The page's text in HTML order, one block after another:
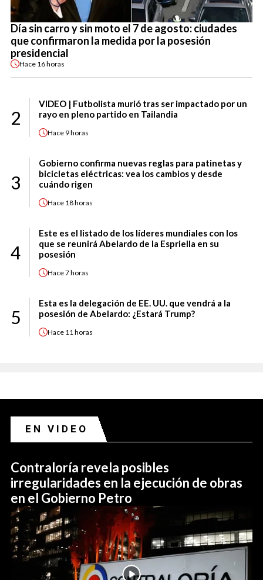
Día sin carro y sin moto el 7 de agosto: ciudades
que confirmaron la medida por la posesión
presidencial
Hace 16 horas
2
VIDEO | Futbolista murió tras ser impactado por un
rayo en pleno partido en Tailandia
Hace 9 horas
3
Gobierno confirma nuevas reglas para patinetas y
bicicletas eléctricas: vea los cambios y desde
cuándo rigen
Hace 18 horas
4
Este es el listado de los líderes mundiales con los
que se reunirá Abelardo de la Espriella en su
posesión
Hace7 horas
5
Esta es la delegación de EE. UU. que vendrá a la
posesión de Abelardo: ¿Estará Trump?
Hace 11 horas
EN VIDEO
Contraloría revela posibles
irregularidades en la ejecución de obras
en el Gobierno Petro